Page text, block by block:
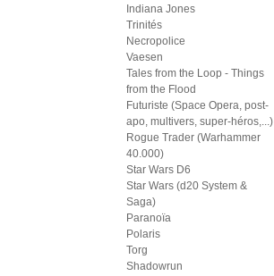
Indiana Jones
Trinités
Necropolice
Vaesen
Tales from the Loop - Things
from the Flood
Futuriste (Space Opera, post-
apo, multivers, super-héros,...)
Rogue Trader (Warhammer
40.000)
Star Wars D6
Star Wars (d20 System &
Saga)
Paranoïa
Polaris
Torg
Shadowrun